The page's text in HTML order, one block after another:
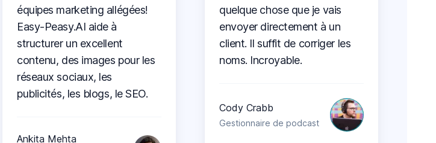
équipes marketing allégées!
Easy-Peasy.AI aide à
structurer un excellent
contenu, des images pour les
réseaux sociaux, les
publicités, les blogs, le SEO.
Ankita Mehta
quelque chose que je vais
envoyer directement à un
client. Il suffit de corriger les
noms. Incroyable.
Cody Crabb
Gestionnaire de podcast